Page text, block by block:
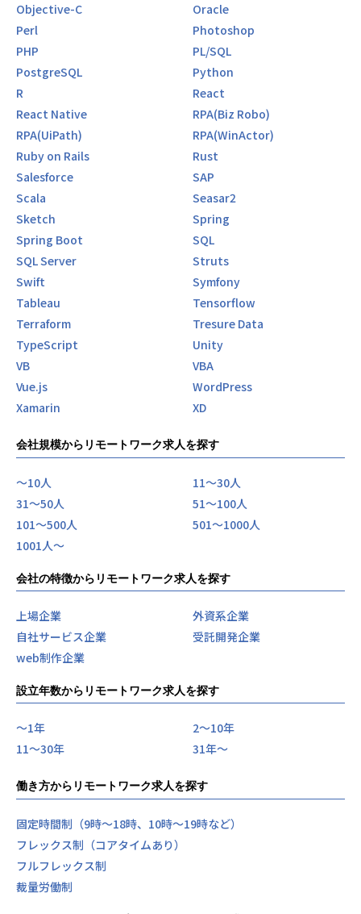
Objective-C
Oracle
Perl
Photoshop
PHP
PL/SQL
PostgreSQL
Python
R
React
React Native
RPA(Biz Robo)
RPA(UiPath)
RPA(WinActor)
Ruby on Rails
Rust
Salesforce
SAP
Scala
Seasar2
Sketch
Spring
Spring Boot
SQL
SQL Server
Struts
Swift
Symfony
Tableau
Tensorflow
Terraform
Tresure Data
TypeScript
Unity
VB
VBA
Vue.js
WordPress
Xamarin
XD
会社規模からリモートワーク求人を探す
〜10人
11〜30人
31〜50人
51〜100人
101〜500人
501〜1000人
1001人〜
会社の特徴からリモートワーク求人を探す
上場企業
外資系企業
自社サービス企業
受託開発企業
web制作企業
設立年数からリモートワーク求人を探す
〜1年
2〜10年
11〜30年
31年〜
働き方からリモートワーク求人を探す
固定時間制（9時～18時、10時～19時など）
フレックス制（コアタイムあり）
フルフレックス制
裁量労働制